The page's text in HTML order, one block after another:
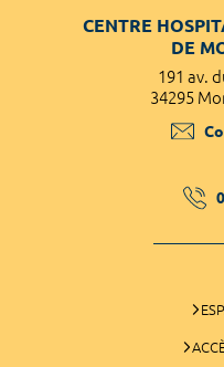
CENTRE
DE
191 av.
34295